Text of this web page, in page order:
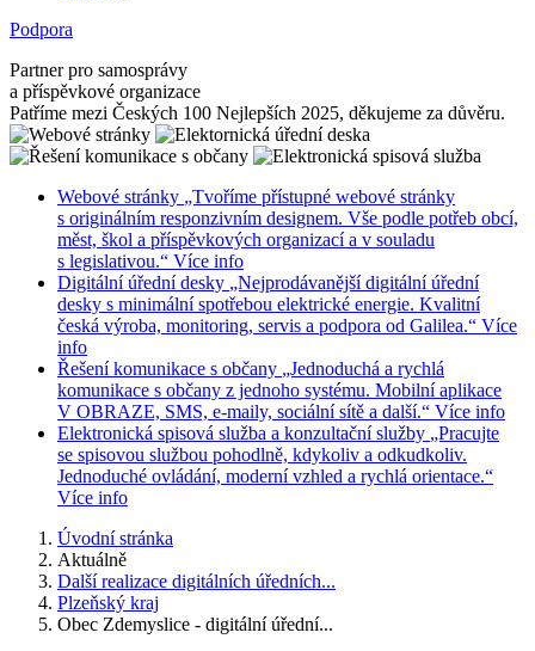
Podpora
Partner pro samosprávy
a příspěvkové organizace
Patříme mezi Českých 100 Nejlepších 2025, děkujeme za důvěru.
Webové stránky „Tvoříme přístupné webové stránky
s originálním responzivním designem. Vše podle potřeb obcí,
měst, škol a příspěvkových organizací a v souladu
s legislativou.“ Více info
Digitální úřední desky „Nejprodávanější digitální úřední
desky s minimální spotřebou elektrické energie. Kvalitní
česká výroba, monitoring, servis a podpora od Galilea.“ Více
info
Řešení komunikace s občany „Jednoduchá a rychlá
komunikace s občany z jednoho systému. Mobilní aplikace
V OBRAZE, SMS, e-maily, sociální sítě a další.“ Více info
Elektronická spisová služba a konzultační služby „Pracujte
se spisovou službou pohodlně, kdykoliv a odkudkoliv.
Jednoduché ovládání, moderní vzhled a rychlá orientace.“
Více info
Úvodní stránka
Aktuálně
Další realizace digitálních úředních...
Plzeňský kraj
Obec Zdemyslice - digitální úřední...